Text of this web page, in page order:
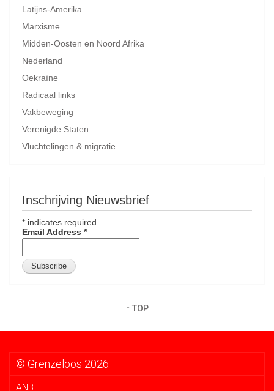
Latijns-Amerika
Marxisme
Midden-Oosten en Noord Afrika
Nederland
Oekraïne
Radicaal links
Vakbeweging
Verenigde Staten
Vluchtelingen & migratie
Inschrijving Nieuwsbrief
* indicates required
Email Address *
↑ TOP
© Grenzeloos 2026
ANBI